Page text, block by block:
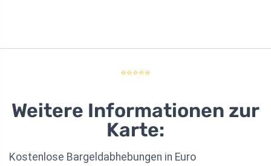
⭐⭐⭐⭐⭐
Weitere Informationen zur
Karte:
Kostenlose Bargeldabhebungen in Euro